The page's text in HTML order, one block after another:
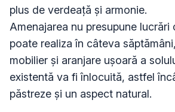
plus de verdeață și armonie.
Amenajarea nu presupune lucrări
poate realiza în câteva
mobilier și aranjare ușoară a
existentă va fi înlocuită, astfel
păstreze și un aspect natural.